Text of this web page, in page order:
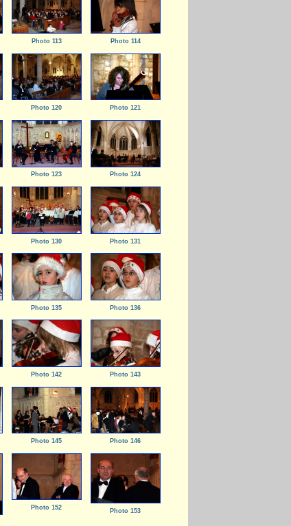
Photo 113 Photo 114
Photo 120 Photo 121
Photo 123 Photo 124
Photo 130 Photo 131
Photo 135 Photo 136
Photo 142 Photo 143
Photo 145 Photo 146
Photo 152 Photo 153